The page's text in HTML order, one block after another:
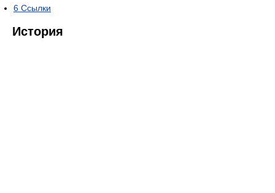
6 Ссылки
История